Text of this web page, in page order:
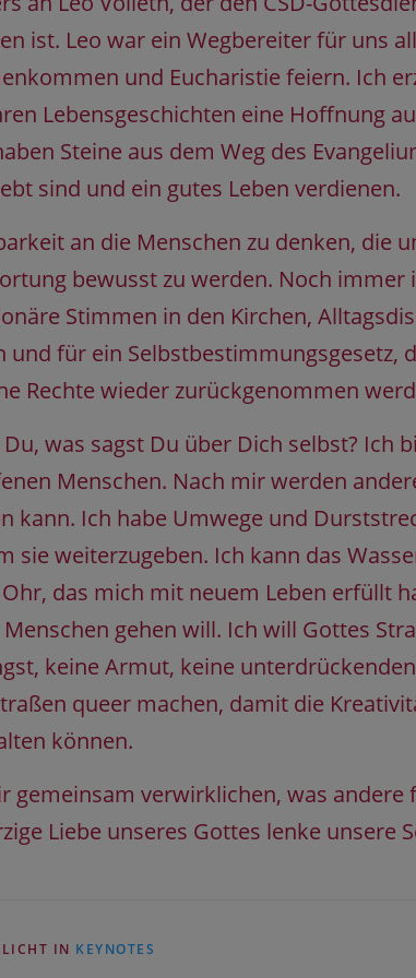
ist. Leo war ein Wegbereiter für uns
und Eucharistie feiern. Ich
Lebensgeschichten eine Hoffnung
Steine aus dem Weg des
sind und ein gutes Leben verdienen.
an die Menschen zu denken, die
bewusst zu werden. Noch
Stimmen in den Kirchen,
und für ein Selbstbestimmungsgesetz,
Rechte wieder zurückgenommen
was sagst Du über Dich selbst?
Menschen. Nach mir werden
kann. Ich habe Umwege und
sie weiterzugeben. Ich kann das
das mich mit neuem Leben erfüllt
gehen will. Ich will Gottes
keine Armut, keine
queer machen, damit die
können.
gemeinsam verwirklichen, was
Liebe unseres Gottes lenke unsere
IN KEYNOTES